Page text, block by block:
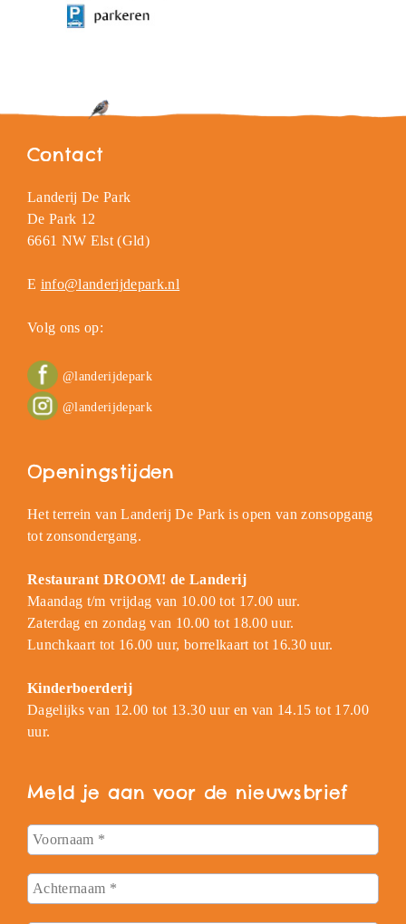
Contact
Landerij De Park
De Park 12
6661 NW Elst (Gld)
E info@landerijdepark.nl
Volg ons op:
@landerijdepark
@landerijdepark
Openingstijden
Het terrein van Landerij De Park is open van zonsopgang
tot zonsondergang.
Restaurant DROOM! de Landerij
Maandag t/m vrijdag van 10.00 tot 17.00 uur.
Zaterdag en zondag van 10.00 tot 18.00 uur.
Lunchkaart tot 16.00 uur, borrelkaart tot 16.30 uur.
Kinderboerderij
Dagelijks van 12.00 tot 13.30 uur en van 14.15 tot 17.00
uur.
Meld je aan voor de nieuwsbrief